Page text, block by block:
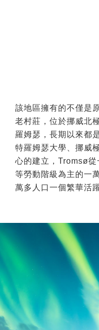
該地區擁有的不僅是
老村莊，位於挪威北
羅姆瑟，長期以來都
特羅姆瑟大學、挪威
心的建立，Tromsø
等勞動階級為主的一
萬多人口一個繁華活